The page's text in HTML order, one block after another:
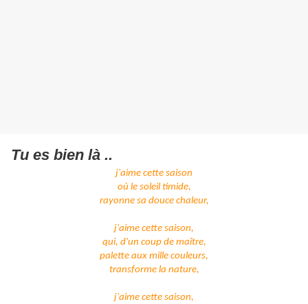
Tu es bien là ..
j'aime cette saison
où le soleil timide,
rayonne sa douce chaleur,
j'aime cette saison,
qui, d'un coup de maître,
palette aux mille couleurs,
transforme la nature,
j'aime cette saison,